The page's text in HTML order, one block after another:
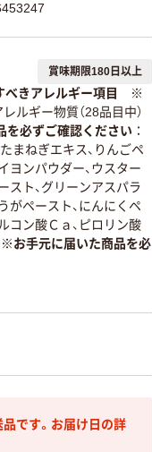
賞味期限180日以上
べきアレルギー項目 ※
ルギー物質（28品目中）
必ずご確認ください
たまねぎエキス、りんごペ
ヨンパウダー、ウスター
スト、グリーンアスパラ
がペースト、にんにくペ
コン酸Ｃａ、ピロリン酸
手元に届いた商品を必
です。お届け日の詳